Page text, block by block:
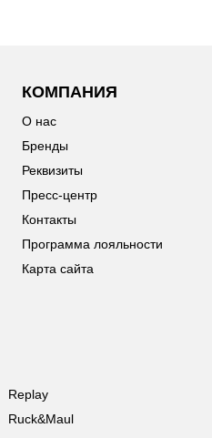
КОМПАНИЯ
О нас
Бренды
Реквизиты
Пресс-центр
Контакты
Программа лояльности
Карта сайта
Replay
Ruck&Maul